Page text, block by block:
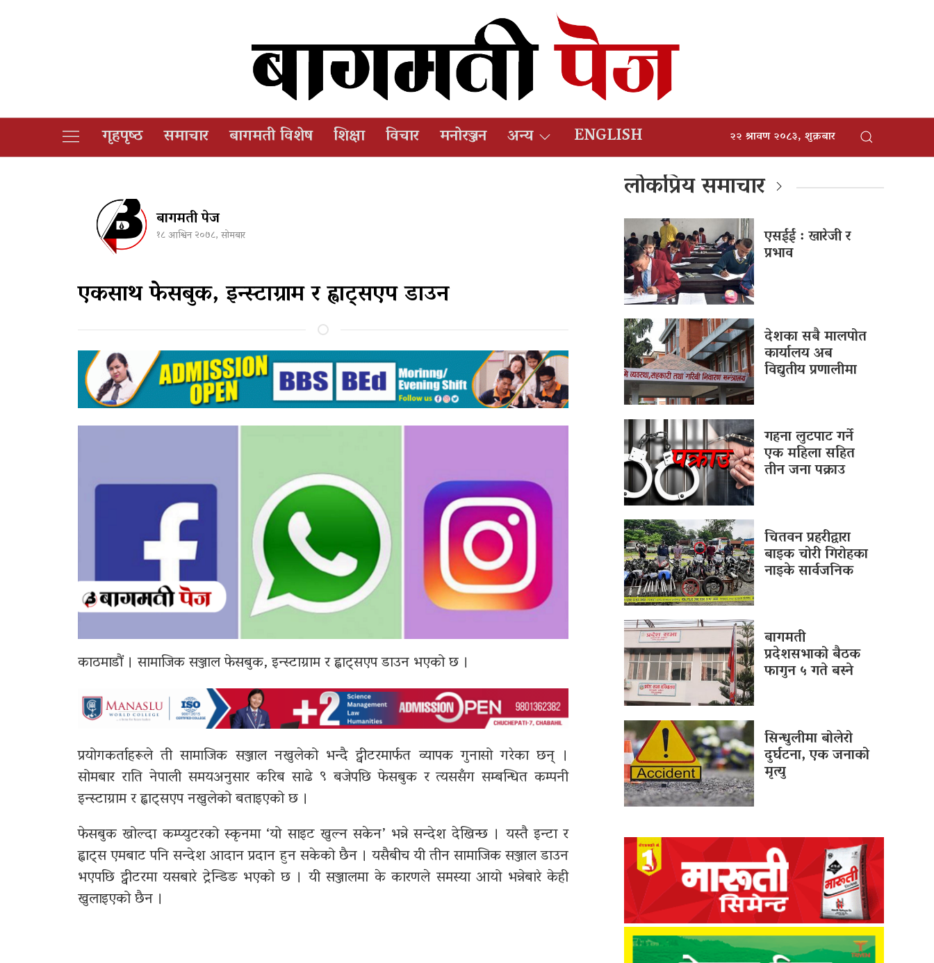
गृहपृष्‍ठ समाचार बागमती विशेष शिक्षा विचार मनोरञ्जन अन्य ENGLISH २२ श्रावण २०८३, शुक्रबार
बागमती पेज
१८ आश्विन २०७८, सोमबार
एकसाथ फेसबुक, इन्स्टाग्राम र ह्वाट्सएप डाउन
काठमाडौं । सामाजिक सञ्जाल फेसबुक, इन्स्टाग्राम र ह्वाट्सएप डाउन भएको छ ।
प्रयोगकर्ताहरूले ती सामाजिक सञ्जाल नखुलेको भन्दै ट्वीटरमार्फत व्यापक गुनासो गरेका छन् ।
सोमबार राति नेपाली समयअनुसार करिब साढे ९ बजेपछि फेसबुक र त्यससँग सम्बन्धित कम्पनी
इन्स्टाग्राम र ह्वाट्सएप नखुलेको बताइएको छ ।
फेसबुक खोल्दा कम्प्युटरको स्कृनमा ‘यो साइट खुल्न सकेन’ भन्ने सन्देश देखिन्छ । यस्तै इन्टा र
ह्वाट्स एमबाट पनि सन्देश आदान प्रदान हुन सकेको छैन । यसैबीच यी तीन सामाजिक सञ्जाल डाउन
भएपछि ट्वीटरमा यसबारे ट्रेन्डिङ भएको छ । यी सञ्जालमा के कारणले समस्या आयो भन्नेबारे केही
खुलाइएको छैन ।
लोकप्रिय समाचार
एसईई : खारेजी र
प्रभाव
देशका सबै मालपोत
कार्यालय अब
विद्युतीय प्रणालीमा
गहना लुटपाट गर्ने
एक महिला सहित
तीन जना पक्राउ
चितवन प्रहरीद्वारा
बाइक चोरी गिरोहका
नाइके सार्वजनिक
बागमती
प्रदेशसभाको बैठक
फागुन ५ गते बस्ने
सिन्धुलीमा बोलेरो
दुर्घटना, एक जनाको
मृत्यु